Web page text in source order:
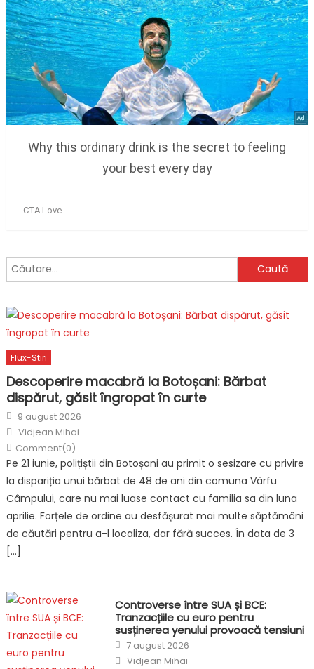
Caută
după:
Flux-Stiri
Descoperire macabră la Botoșani: Bărbat
dispărut, găsit îngropat în curte
Posted
on
9 august 2026
Author
Vidjean Mihai
Comment(0)
Pe 21 iunie, polițiștii din Botoșani au primit o sesizare cu privire
la dispariția unui bărbat de 48 de ani din comuna Vârfu
Câmpului, care nu mai luase contact cu familia sa din luna
aprilie. Forțele de ordine au desfășurat mai multe săptămâni
de căutări pentru a-l localiza, dar fără succes. În data de 3
[…]
Controverse între SUA și BCE:
Tranzacțiile cu euro pentru
susținerea yenului provoacă tensiuni
Posted
on
7 august 2026
Author
Vidjean Mihai